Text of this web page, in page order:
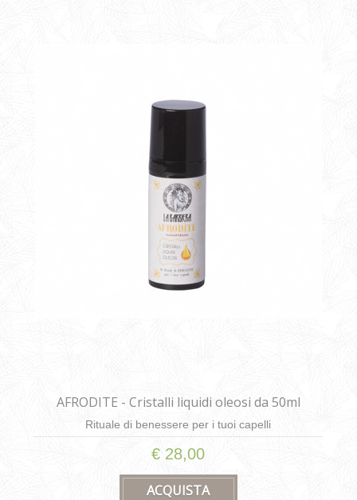
AFRODITE - Cristalli liquidi oleosi da 50ml
Rituale di benessere per i tuoi capelli
€ 28,00